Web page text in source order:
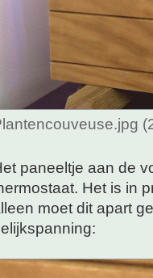
paneeltje aan de
Het is in
moet dit apart